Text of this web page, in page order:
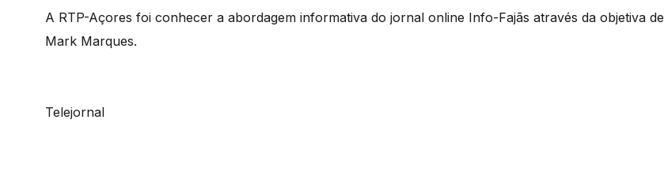
A RTP-Açores foi conhecer a abordagem informativa do jornal online Info-Fajãs através da objetiva de
Mark Marques.
Telejornal